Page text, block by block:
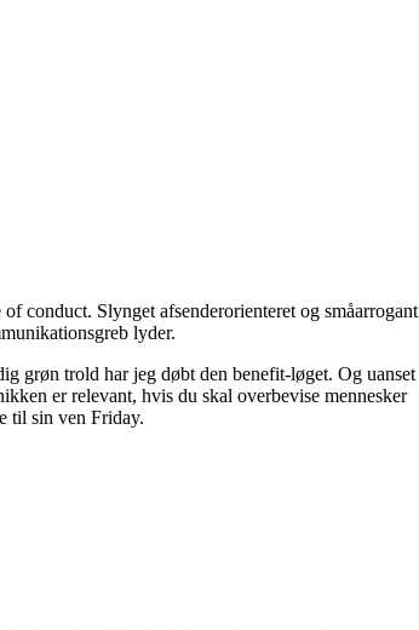
conduct. Slynget afsenderorienteret og småarrogant
lyder.
grøn trold har jeg døbt den benefit-løget. Og uanset
er relevant, hvis du skal overbevise mennesker
til sin ven Friday.